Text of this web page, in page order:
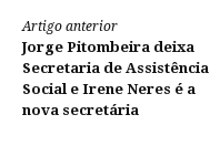
Continue
lendo
Artigo anterior
Jorge Pitombeira deixa
Secretaria de Assistência
Social e Irene Neres é a
nova secretária